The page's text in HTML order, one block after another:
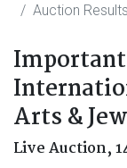
Auction Results
Arts &
Live Auction,